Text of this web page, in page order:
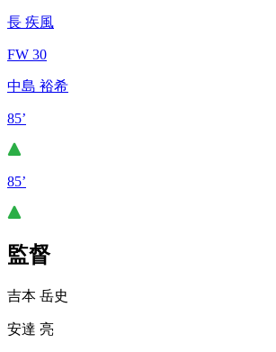
長 疾風
FW 30
中島 裕希
85’
85’
監督
吉本 岳史
安達 亮